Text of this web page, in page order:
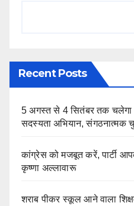
Recent Posts
5 अगस्त से 4 सितंबर तक चलेगा
सदस्यता अभियान, संगठनात्मक
कांग्रेस को मजबूत करें, पार्टी
कृष्णा अल्लावारू
शराब पीकर स्कूल आने वाला